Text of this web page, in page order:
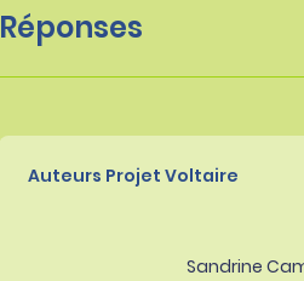
Réponses
Auteurs Projet Voltaire
Sandrine